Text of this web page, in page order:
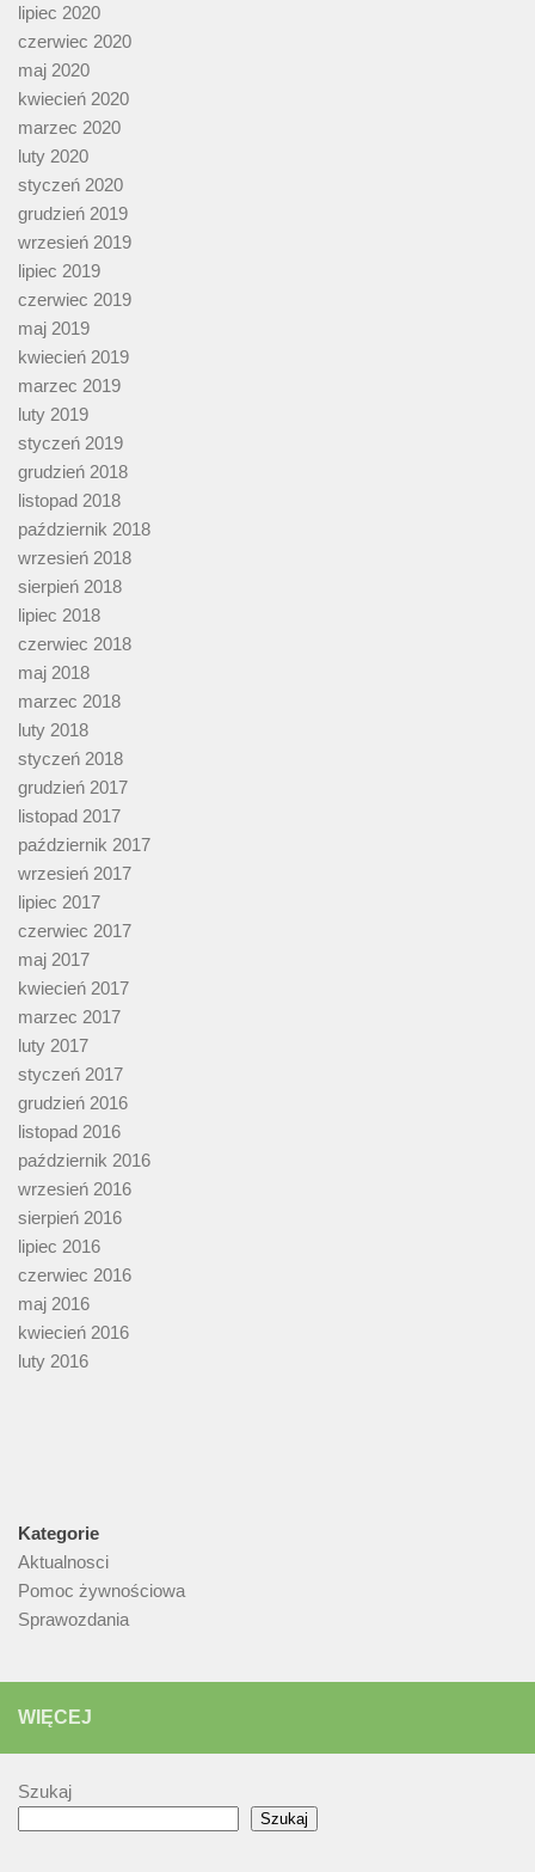
lipiec 2020
czerwiec 2020
maj 2020
kwiecień 2020
marzec 2020
luty 2020
styczeń 2020
grudzień 2019
wrzesień 2019
lipiec 2019
czerwiec 2019
maj 2019
kwiecień 2019
marzec 2019
luty 2019
styczeń 2019
grudzień 2018
listopad 2018
październik 2018
wrzesień 2018
sierpień 2018
lipiec 2018
czerwiec 2018
maj 2018
marzec 2018
luty 2018
styczeń 2018
grudzień 2017
listopad 2017
październik 2017
wrzesień 2017
lipiec 2017
czerwiec 2017
maj 2017
kwiecień 2017
marzec 2017
luty 2017
styczeń 2017
grudzień 2016
listopad 2016
październik 2016
wrzesień 2016
sierpień 2016
lipiec 2016
czerwiec 2016
maj 2016
kwiecień 2016
luty 2016
Kategorie
Aktualnosci
Pomoc żywnościowa
Sprawozdania
WIĘCEJ
Szukaj
Szukaj